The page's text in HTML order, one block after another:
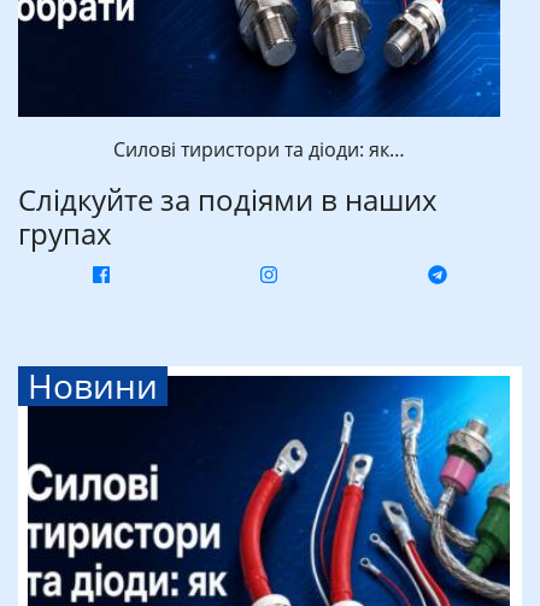
Силові тиристори та діоди: як…
Слідкуйте за подіями в наших
групах
Новини